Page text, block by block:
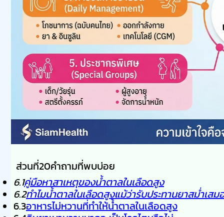
ส่วนที่20คำถามที่พบบ่อย
6.1คู่มือหาสาเหตุของน้ำตาลในเลือดสูง
6.2ทำไมน้ำตาลในเลือดสูงแม้ว่ารับประทานยาสม่ำเสมอ
6.3อาหารไม่หวานที่ทำให้น้ำตาลในเลือดสูง